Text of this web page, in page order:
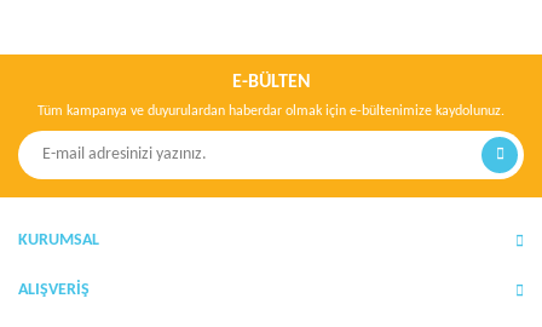
tarafımıza iletebilirsiniz.
Görüş ve önerileriniz için teşekkür ederiz.
Ürün fiyatı diğer sitelerden daha pahalı.
E-BÜLTEN
Tüm kampanya ve duyurulardan haberdar olmak için e-bültenimize kaydolunuz.
KURUMSAL
ALIŞVERİŞ